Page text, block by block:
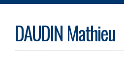
DAUDIN Mathieu